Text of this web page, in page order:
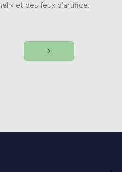
» et des feux d’artifice.